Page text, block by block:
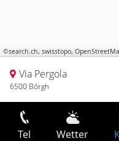
©search.ch, swisstopo,
Via Pergola
6500 Bórgh
Tel Wetter